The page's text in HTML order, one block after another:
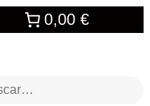
0,00 €